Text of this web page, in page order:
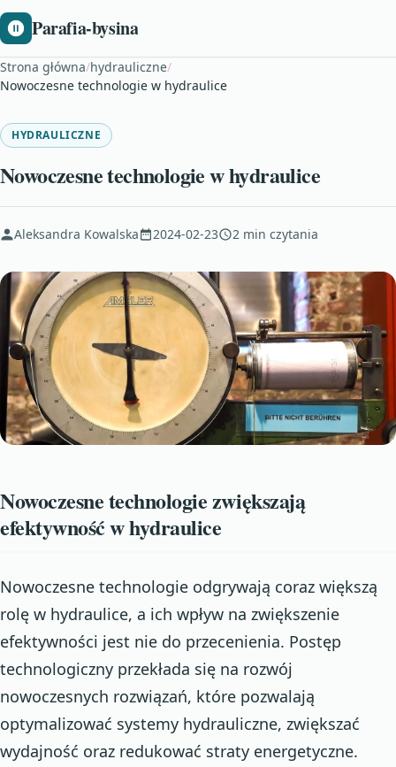
Parafia-bysina
Strona główna/hydrauliczne/
Nowoczesne technologie w hydraulice
HYDRAULICZNE
Nowoczesne technologie w hydraulice
Aleksandra Kowalska 2024-02-23 2 min czytania
Nowoczesne technologie zwiększają
efektywność w hydraulice
Nowoczesne technologie odgrywają coraz większą
rolę w hydraulice, a ich wpływ na zwiększenie
efektywności jest nie do przecenienia. Postęp
technologiczny przekłada się na rozwój
nowoczesnych rozwiązań, które pozwalają
optymalizować systemy hydrauliczne, zwiększać
wydajność oraz redukować straty energetyczne.